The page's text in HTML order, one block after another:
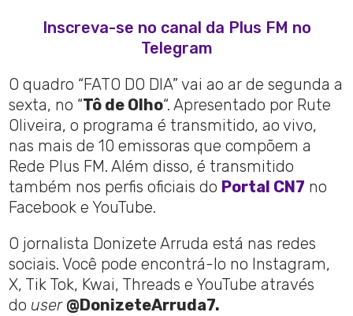
Inscreva-se no canal da Plus FM no
Telegram
O quadro “FATO DO DIA” vai ao ar de segunda a
sexta, no “Tô de Olho“. Apresentado por Rute
Oliveira, o programa é transmitido, ao vivo,
nas mais de 10 emissoras que compõem a
Rede Plus FM. Além disso, é transmitido
também nos perfis oficiais do Portal CN7 no
Facebook e YouTube.
O jornalista Donizete Arruda está nas redes
sociais. Você pode encontrá-lo no Instagram,
X, Tik Tok, Kwai, Threads e YouTube através
do user @DonizeteArruda7.